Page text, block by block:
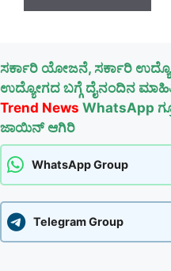
ಸರ್ಕಾರಿ ಯೋಜನೆ, ಸರ್ಕಾರಿ
ಉದ್ಯೋಗದ ಬಗ್ಗೆ ದೈನಂದಿನ
Trend News WhatsApp
ಜಾಯಿನ್ ಆಗಿರಿ
WhatsApp Group
Telegram Group